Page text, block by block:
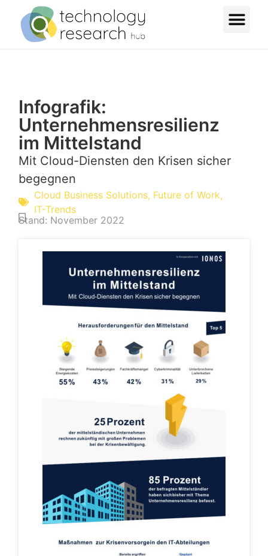
Infografik:
Unternehmensresilienz
im Mittelstand
Mit Cloud-Diensten den Krisen sicher
begegnen
Cloud Business Solutions, Future of Work,
IT-Trends
Stand: November 2022